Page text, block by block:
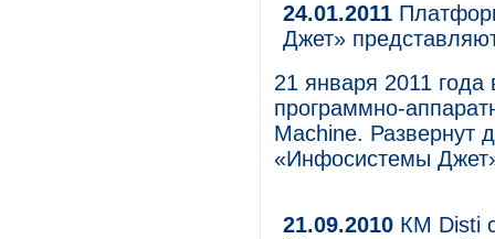
24.01.2011
Джет»
21 января 2011
программно-
Machine. Развернут
«Инфосистемы
21.09.2010 КМ Disti